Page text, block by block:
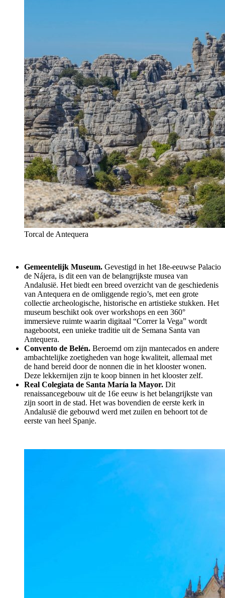
Torcal de Antequera
Gemeentelijk Museum. Gevestigd in het 18e-eeuwse Palacio
de Nájera, is dit een van de belangrijkste musea van
Andalusië. Het biedt een breed overzicht van de geschiedenis
van Antequera en de omliggende regio’s, met een grote
collectie archeologische, historische en artistieke stukken. Het
museum beschikt ook over workshops en een 360°
immersieve ruimte waarin digitaal “Correr la Vega” wordt
nagebootst, een unieke traditie uit de Semana Santa van
Antequera.
Convento de Belén. Beroemd om zijn mantecados en andere
ambachtelijke zoetigheden van hoge kwaliteit, allemaal met
de hand bereid door de nonnen die in het klooster wonen.
Deze lekkernijen zijn te koop binnen in het klooster zelf.
Real Colegiata de Santa María la Mayor. Dit
renaissancegebouw uit de 16e eeuw is het belangrijkste van
zijn soort in de stad. Het was bovendien de eerste kerk in
Andalusië die gebouwd werd met zuilen en behoort tot de
eerste van heel Spanje.